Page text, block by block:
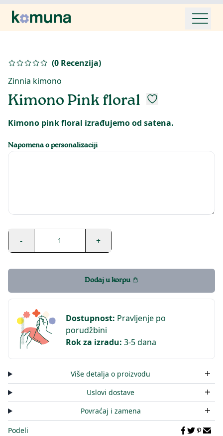
(0 Recenzija)
Zinnia kimono
Kimono Pink floral
Kimono pink floral izrađujemo od satena.
Napomena o personalizaciji
- 1 +
Dodaj u korpu
Dostupnost: Pravljenje po
porudžbini
Rok za izradu: 3-5 dana
Više detalja o proizvodu
Uslovi dostave
Povraćaj i zamena
Podeli